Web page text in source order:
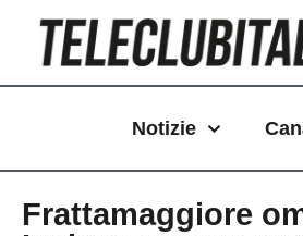
contenuto
Notizie
Frattamaggiore